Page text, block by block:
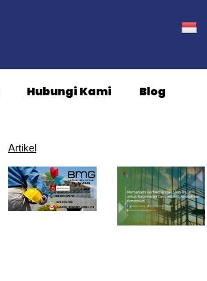
Hubungi Kami Blog
Artikel